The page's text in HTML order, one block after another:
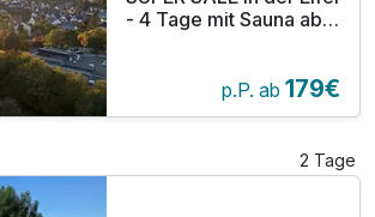
- 4 Tage mit Sauna ab
p.P. ab 179€
2 Tage